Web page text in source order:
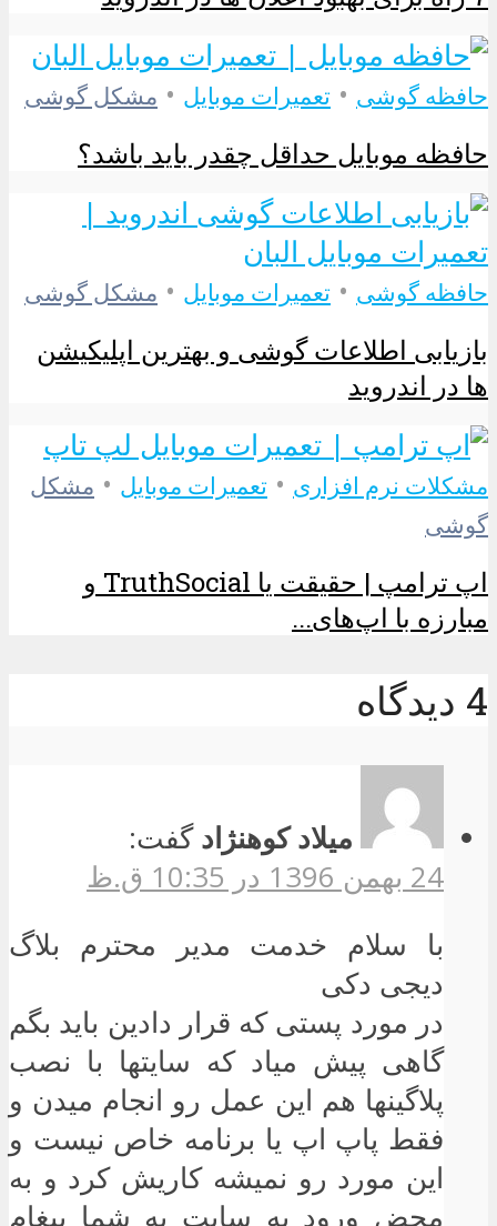
حافظه گوشی • تعمیرات موبایل • مشکل گوشی
حافظه موبایل حداقل چقدر باید باشد؟
حافظه گوشی • تعمیرات موبایل • مشکل گوشی
بازیابی اطلاعات گوشی و بهترین اپلیکیشن
ها در اندروید
مشکلات نرم افزاری • تعمیرات موبایل • مشکل
گوشی
اپ ترامپ | حقیقت یا TruthSocial و
مبارزه با اپ‌های...
4 دیدگاه
میلاد کوهنژاد گفت:
24 بهمن 1396 در 10:35 ق.ظ
با سلام خدمت مدیر محترم بلاگ
دیجی دکی
در مورد پستی که قرار دادین باید بگم
گاهی پیش میاد که سایتها با نصب
پلاگینها هم این عمل رو انجام میدن و
فقط پاپ اپ یا برنامه خاص نیست و
این مورد رو نمیشه کاریش کرد و به
محض ورود به سایت به شما پیغام